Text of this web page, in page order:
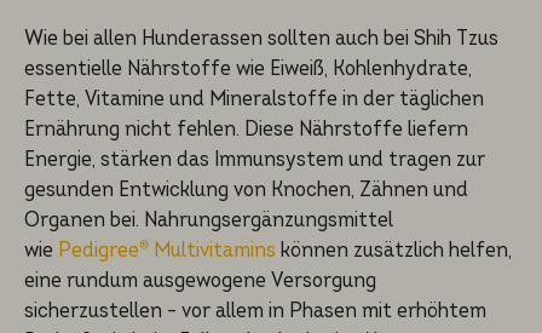
Wie bei allen Hunderassen sollten auch bei Shih Tzus
essentielle Nährstoffe wie Eiweiß, Kohlenhydrate,
Fette, Vitamine und Mineralstoffe in der täglichen
Ernährung nicht fehlen. Diese Nährstoffe liefern
Energie, stärken das Immunsystem und tragen zur
gesunden Entwicklung von Knochen, Zähnen und
Organen bei. Nahrungsergänzungsmittel
wie Pedigree® Multivitamins können zusätzlich helfen,
eine rundum ausgewogene Versorgung
sicherzustellen – vor allem in Phasen mit erhöhtem